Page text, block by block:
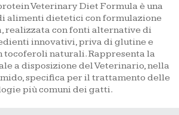
Veterinary Diet Formula è una
alimenti dietetici con formulazione
realizzata con fonti alternative di
innovativi, priva di glutine e
tocoferoli naturali. Rappresenta la
a disposizione del Veterinario, nella
specifica per il trattamento delle
più comuni dei gatti.